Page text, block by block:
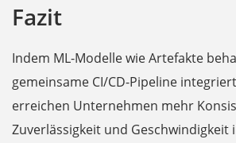
Fazit
Indem ML-Modelle wie Artefakte
gemeinsame CI/CD-Pipeline
erreichen Unternehmen mehr
Zuverlässigkeit und Geschwindigkeit